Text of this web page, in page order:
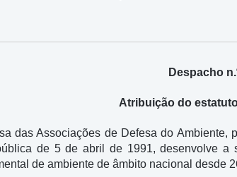
Despacho
Atribuição do
das Associações de Defesa do
de 5 de abril de 1991, desenvolve
de ambiente de âmbito nacional desde